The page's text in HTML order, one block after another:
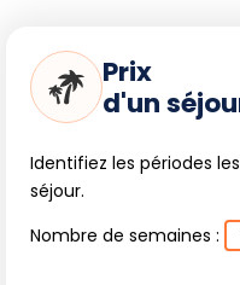
Prix
d'un
Identifiez les périodes
séjour.
Nombre de semaines :